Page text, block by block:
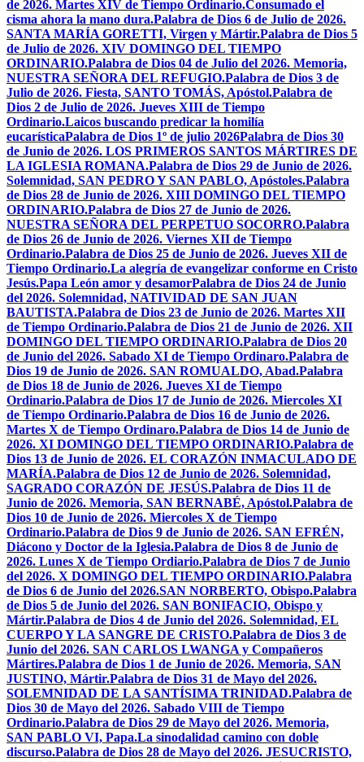
de 2026. Martes XIV de Tiempo Ordinario.Consumado el
cisma ahora la mano dura.Palabra de Dios 6 de Julio de 2026.
SANTA MARÍA GORETTI, Virgen y Mártir.Palabra de Dios 5
de Julio de 2026. XIV DOMINGO DEL TIEMPO
ORDINARIO.Palabra de Dios 04 de Julio del 2026. Memoria,
NUESTRA SEÑORA DEL REFUGIO.Palabra de Dios 3 de
Julio de 2026. Fiesta, SANTO TOMÁS, Apóstol.Palabra de
Dios 2 de Julio de 2026. Jueves XIII de Tiempo
Ordinario.Laicos buscando predicar la homilía
eucarísticaPalabra de Dios 1º de julio 2026Palabra de Dios 30
de Junio de 2026. LOS PRIMEROS SANTOS MÁRTIRES DE
LA IGLESIA ROMANA.Palabra de Dios 29 de Junio de 2026.
Solemnidad, SAN PEDRO Y SAN PABLO, Apóstoles.Palabra
de Dios 28 de Junio de 2026. XIII DOMINGO DEL TIEMPO
ORDINARIO.Palabra de Dios 27 de Junio de 2026.
NUESTRA SEÑORA DEL PERPETUO SOCORRO.Palabra
de Dios 26 de Junio de 2026. Viernes XII de Tiempo
Ordinario.Palabra de Dios 25 de Junio de 2026. Jueves XII de
Tiempo Ordinario.La alegría de evangelizar conforme en Cristo
Jesús.Papa León amor y desamorPalabra de Dios 24 de Junio
del 2026. Solemnidad, NATIVIDAD DE SAN JUAN
BAUTISTA.Palabra de Dios 23 de Junio de 2026. Martes XII
de Tiempo Ordinario.Palabra de Dios 21 de Junio de 2026. XII
DOMINGO DEL TIEMPO ORDINARIO.Palabra de Dios 20
de Junio del 2026. Sabado XI de Tiempo Ordinaro.Palabra de
Dios 19 de Junio de 2026. SAN ROMUALDO, Abad.Palabra
de Dios 18 de Junio de 2026. Jueves XI de Tiempo
Ordinario.Palabra de Dios 17 de Junio de 2026. Miercoles XI
de Tiempo Ordinario.Palabra de Dios 16 de Junio de 2026.
Martes X de Tiempo Ordinaro.Palabra de Dios 14 de Junio de
2026. XI DOMINGO DEL TIEMPO ORDINARIO.Palabra de
Dios 13 de Junio de 2026. EL CORAZÓN INMACULADO DE
MARÍA.Palabra de Dios 12 de Junio de 2026. Solemnidad,
SAGRADO CORAZÓN DE JESÚS.Palabra de Dios 11 de
Junio de 2026. Memoria, SAN BERNABÉ, Apóstol.Palabra de
Dios 10 de Junio de 2026. Miercoles X de Tiempo
Ordinario.Palabra de Dios 9 de Junio de 2026. SAN EFRÉN,
Diácono y Doctor de la Iglesia.Palabra de Dios 8 de Junio de
2026. Lunes X de Tiempo Ordiario.Palabra de Dios 7 de Junio
del 2026. X DOMINGO DEL TIEMPO ORDINARIO.Palabra
de Dios 6 de Junio del 2026.SAN NORBERTO, Obispo.Palabra
de Dios 5 de Junio del 2026. SAN BONIFACIO, Obispo y
Mártir.Palabra de Dios 4 de Junio del 2026. Solemnidad, EL
CUERPO Y LA SANGRE DE CRISTO.Palabra de Dios 3 de
Junio del 2026. SAN CARLOS LWANGA y Compañeros
Mártires.Palabra de Dios 1 de Junio de 2026. Memoria, SAN
JUSTINO, Mártir.Palabra de Dios 31 de Mayo del 2026.
SOLEMNIDAD DE LA SANTÍSIMA TRINIDAD.Palabra de
Dios 30 de Mayo del 2026. Sabado VIII de Tiempo
Ordinario.Palabra de Dios 29 de Mayo del 2026. Memoria,
SAN PABLO VI, Papa.La sinodalidad camino con doble
discurso.Palabra de Dios 28 de Mayo del 2026. JESUCRISTO,